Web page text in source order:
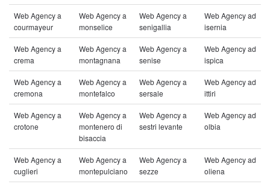
Web Agency a
courmayeur
Web Agency a
monselice
Web Agency a
senigallia
Web Agency ad
isernia
Web Agency a
crema
Web Agency a
montagnana
Web Agency a
senise
Web Agency ad
ispica
Web Agency a
cremona
Web Agency a
montefalco
Web Agency a
sersale
Web Agency ad
ittiri
Web Agency a
crotone
Web Agency a
montenero di
bisaccia
Web Agency a
sestri levante
Web Agency ad
olbia
Web Agency a
cuglieri
Web Agency a
montepulciano
Web Agency a
sezze
Web Agency ad
oliena